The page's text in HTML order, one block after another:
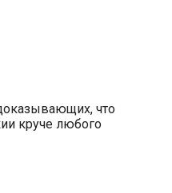
что
круче любого